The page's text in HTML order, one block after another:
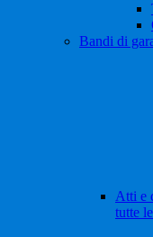
Bandi di
Atti e
tutte